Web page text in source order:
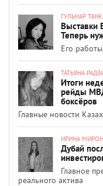
ГУЛЬНАР
Выставки
Теперь
Его
ТАТЬЯНА
Итоги
рейды
боксёров
Главные новости
ИРИНА
Дубай
Главное
реального актива